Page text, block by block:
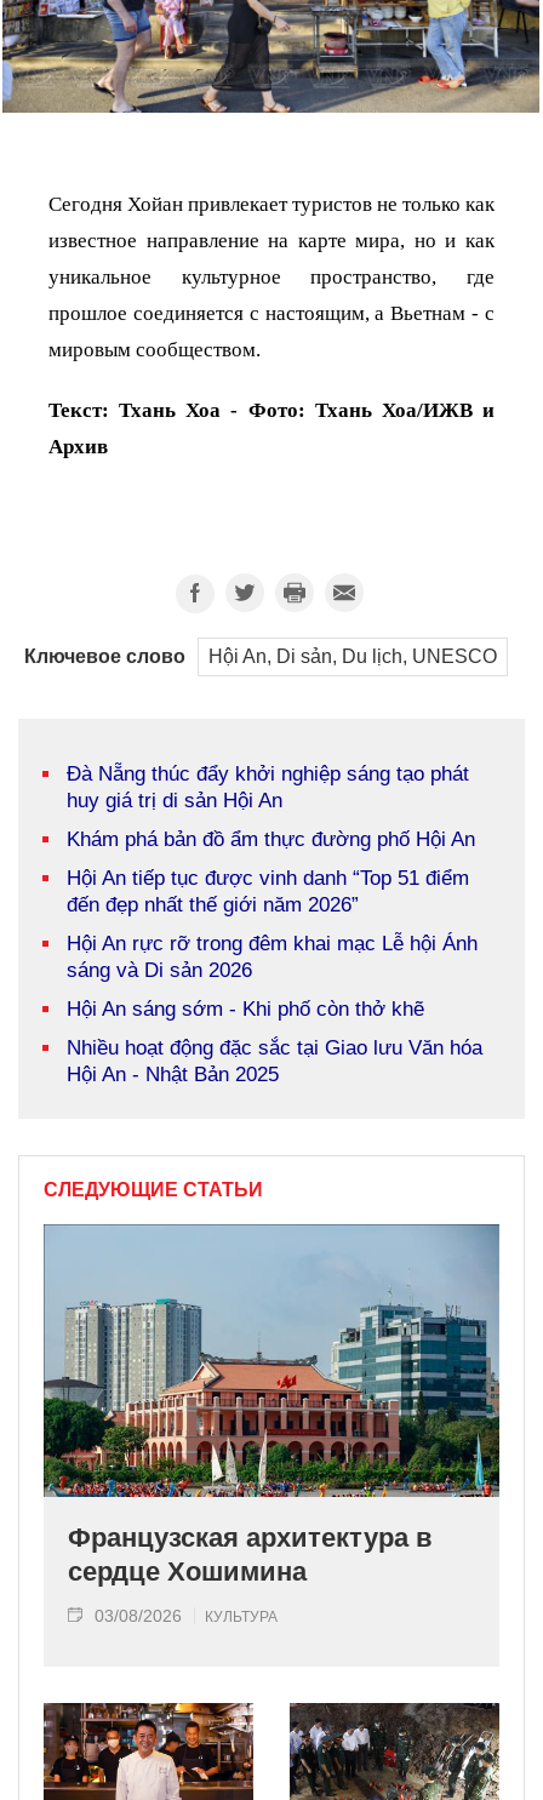
Сегодня Хойан привлекает туристов не только как
известное направление на карте мира, но и как
уникальное культурное пространство, где
прошлое соединяется с настоящим, а Вьетнам - с
мировым сообществом.
Текст: Тхань Хоа - Фото: Тхань Хоа/ИЖВ и
Архив
Ключевое слово Hội An, Di sản, Du lịch, UNESCO
Đà Nẵng thúc đẩy khởi nghiệp sáng tạo phát
huy giá trị di sản Hội An
Khám phá bản đồ ẩm thực đường phố Hội An
Hội An tiếp tục được vinh danh “Top 51 điểm
đến đẹp nhất thế giới năm 2026”
Hội An rực rỡ trong đêm khai mạc Lễ hội Ánh
sáng và Di sản 2026
Hội An sáng sớm - Khi phố còn thở khẽ
Nhiều hoạt động đặc sắc tại Giao lưu Văn hóa
Hội An - Nhật Bản 2025
СЛЕДУЮЩИЕ СТАТЬИ
Французская архитектура в
сердце Хошимина
03/08/2026 КУЛЬТУРА